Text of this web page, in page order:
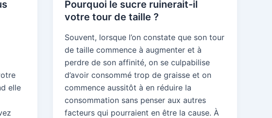
elle
Pourquoi le sucre ruinerait-il
votre tour de taille ?
Souvent, lorsque l’on constate que son tour
de taille commence à augmenter et à
perdre de son affinité, on se culpabilise
d’avoir consommé trop de graisse et on
commence aussitôt à en réduire la
consommation sans penser aux autres
facteurs qui pourraient en être la cause. À